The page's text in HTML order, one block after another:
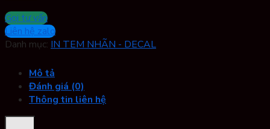
Gọi tư vấn
Liên hệ zalo
Danh mục: IN TEM NHÃN - DECAL
Mô tả
Đánh giá (0)
Thông tin liên hệ